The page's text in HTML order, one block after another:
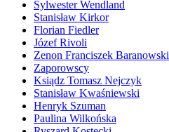
Sylwester Wendland
Stanisław Kirkor
Florian Fiedler
Józef Rivoli
Zenon Franciszek Baranowski
Zaporowscy
Ksiądz Tomasz Nejczyk
Stanisław Kwaśniewski
Henryk Szuman
Paulina Wilkońska